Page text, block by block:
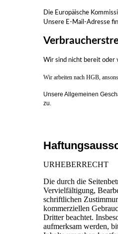
Die Europäische
Unsere E-Mail-Adresse
Wir sind nicht bereit oder
Wir arbeiten nach HGB,
Unsere Allgemeinen
zu.
URHEBERRECHT
Die durch die
Vervielfältigung,
schriftlichen
kommerziellen
Dritter beachtet.
aufmerksam werden,